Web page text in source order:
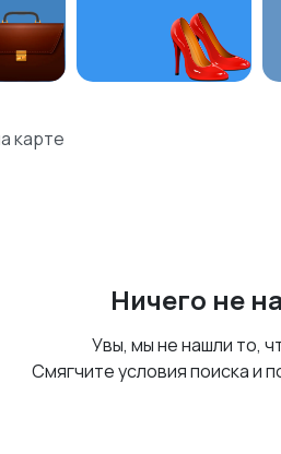
карте
Ничего не
Увы, мы не нашли то,
Смягчите условия поиска и